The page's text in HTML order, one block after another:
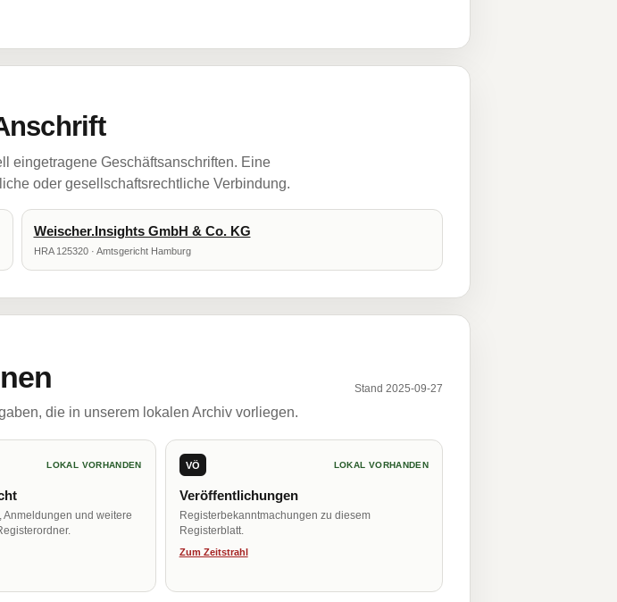
eingetragene Geschäftsanschriften. Eine
oder gesellschaftsrechtliche Verbindung.
Weischer.Insights GmbH & Co. KG
HRA 125320 · Amtsgericht Hamburg
Stand 2025-09-27
die in unserem lokalen Archiv vorliegen.
LOKAL VORHANDEN
Anmeldungen und weitere
VÖ LOKAL VORHANDEN
Veröffentlichungen
Registerbekanntmachungen zu diesem
Registerblatt.
Zum Zeitstrahl